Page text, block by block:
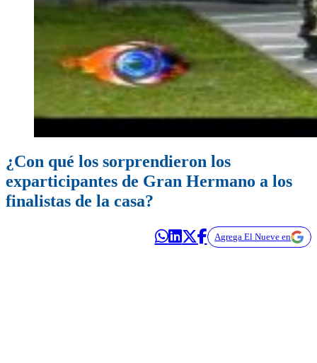
¿Con qué los sorprendieron los
exparticipantes de Gran Hermano a los
finalistas de la casa?
Agrega El Nueve en